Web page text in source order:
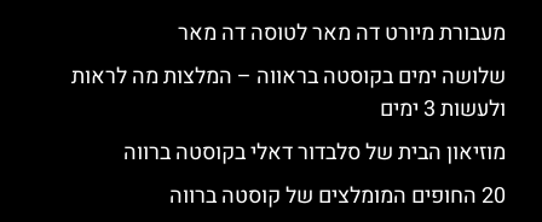
מעבורת מיורט דה מאר לטוסה דה מאר
שלושה ימים בקוסטה בראווה – המלצות מה לראות
ולעשות 3 ימים
מוזיאון הבית של סלבדור דאלי בקוסטה ברווה
20 החופים המומלצים של קוסטה ברווה